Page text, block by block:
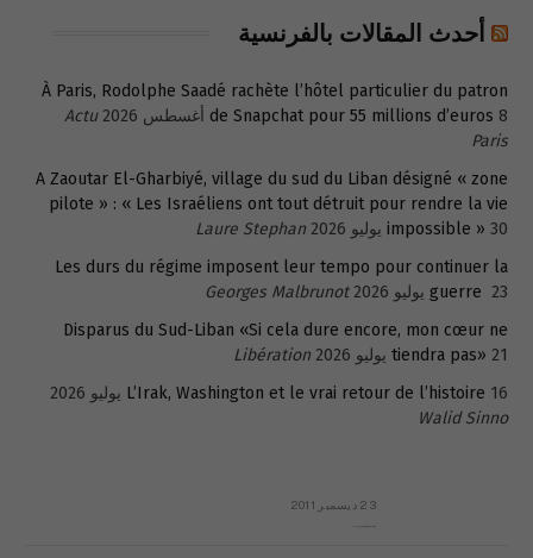
أحدث المقالات بالفرنسية
À Paris, Rodolphe Saadé rachète l’hôtel particulier du patron
de Snapchat pour 55 millions d’euros 8 أغسطس 2026
Actu
Paris
A Zaoutar El-Gharbiyé, village du sud du Liban désigné « zone
pilote » : « Les Israéliens ont tout détruit pour rendre la vie
impossible » 30 يوليو 2026
Laure Stephan
Les durs du régime imposent leur tempo pour continuer la
guerre 23 يوليو 2026
Georges Malbrunot
Disparus du Sud-Liban «Si cela dure encore, mon cœur ne
tiendra pas» 21 يوليو 2026
Libération
L’Irak, Washington et le vrai retour de l’histoire 16 يوليو 2026
Walid Sinno
23 ديسمبر 2011